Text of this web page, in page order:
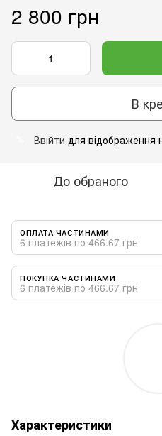
2 800 грн
В
Ввійти для відображення
До обраного
ОПЛАТА ЧАСТИНАМИ
6 платежів по 466.67 грн
ПОКУПКА ЧАСТИНАМИ
6 платежів по 466.67 грн
Характеристики